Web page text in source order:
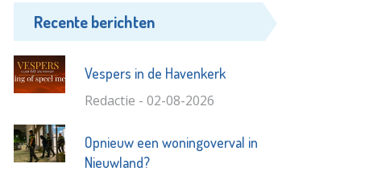
Recente berichten
Vespers in de Havenkerk
Redactie - 02-08-2026
Opnieuw een woningoverval in
Nieuwland?